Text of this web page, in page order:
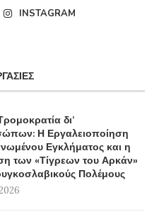
INSTAGRAM
δι’
Η Εργαλειοποίηση
Εγκλήματος και η
των «Τίγρεων του Αρκάν»
Πολέμους